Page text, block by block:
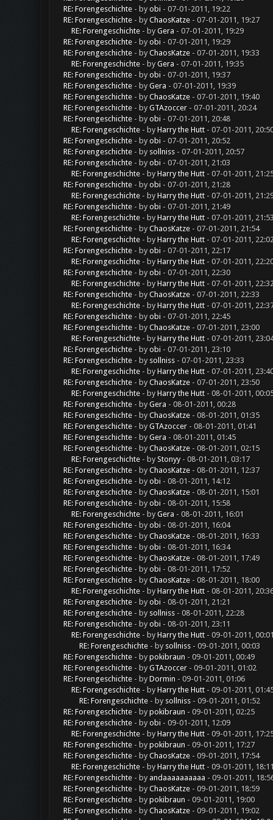
RE: Forengeschichte - byobi- 07-01-2011, 19:22
RE: Forengeschichte - byChaosKatze- 07-01-2011, 19:27
RE: Forengeschichte - byGera - 07-01-2011, 19:29
RE: Forengeschichte - byobi- 07-01-2011, 19:29
RE: Forengeschichte - byChaosKatze- 07-01-2011, 19:33
RE: Forengeschichte - byGera - 07-01-2011, 19:35
RE: Forengeschichte - byobi- 07-01-2011, 19:37
RE: Forengeschichte - byGera - 07-01-2011, 19:39
RE: Forengeschichte - byChaosKatze- 07-01-2011, 19:40
RE: Forengeschichte - byGTAzoccer- 07-01-2011, 20:24
RE: Forengeschichte - byobi- 07-01-2011, 20:48
RE: Forengeschichte - byHarry the Hutt- 07-01-2011,
RE: Forengeschichte - byobi- 07-01-2011, 20:52
RE: Forengeschichte - by sollniss- 07-01-2011, 20:57
RE: Forengeschichte - byobi- 07-01-2011, 21:03
RE: Forengeschichte - byHarry the Hutt- 07-01-2011,
RE: Forengeschichte - byobi- 07-01-2011, 21:28
RE: Forengeschichte - byHarry the Hutt- 07-01-2011,
RE: Forengeschichte - byobi- 07-01-2011, 21:49
RE: Forengeschichte - byHarry the Hutt- 07-01-2011, 21:53
RE: Forengeschichte - byChaosKatze- 07-01-2011, 21:54
RE: Forengeschichte - byHarry the Hutt- 07-01-2011,
RE: Forengeschichte - byobi- 07-01-2011, 22:17
RE: Forengeschichte - byHarry the Hutt- 07-01-2011,
RE: Forengeschichte - byobi- 07-01-2011, 22:30
RE: Forengeschichte - byHarry the Hutt- 07-01-2011,
RE: Forengeschichte - byChaosKatze- 07-01-2011, 22:33
RE: Forengeschichte - byHarry the Hutt- 07-01-2011,
RE: Forengeschichte - byobi- 07-01-2011, 22:45
RE: Forengeschichte - byChaosKatze- 07-01-2011, 23:00
RE: Forengeschichte - byHarry the Hutt- 07-01-2011,
RE: Forengeschichte - byobi- 07-01-2011, 23:10
RE: Forengeschichte - by sollniss- 07-01-2011, 23:33
RE: Forengeschichte - byHarry the Hutt- 07-01-2011,
RE: Forengeschichte - byChaosKatze- 07-01-2011, 23:50
RE: Forengeschichte - byHarry the Hutt- 08-01-2011,
RE: Forengeschichte - byGera - 08-01-2011, 00:28
RE: Forengeschichte - byChaosKatze- 08-01-2011, 01:35
RE: Forengeschichte - byGTAzoccer- 08-01-2011, 01:41
RE: Forengeschichte - byGera - 08-01-2011, 01:45
RE: Forengeschichte - byChaosKatze- 08-01-2011, 02:15
RE: Forengeschichte - byStonyy- 08-01-2011, 03:17
RE: Forengeschichte - byChaosKatze- 08-01-2011, 12:37
RE: Forengeschichte - byobi- 08-01-2011, 14:12
RE: Forengeschichte - byChaosKatze- 08-01-2011, 15:01
RE: Forengeschichte - byobi- 08-01-2011, 15:58
RE: Forengeschichte - byGera - 08-01-2011, 16:01
RE: Forengeschichte - byobi- 08-01-2011, 16:04
RE: Forengeschichte - byChaosKatze- 08-01-2011, 16:33
RE: Forengeschichte - byobi- 08-01-2011, 16:34
RE: Forengeschichte - byChaosKatze- 08-01-2011, 17:49
RE: Forengeschichte - byobi- 08-01-2011, 17:52
RE: Forengeschichte - byChaosKatze- 08-01-2011, 18:00
RE: Forengeschichte - byHarry the Hutt- 08-01-2011,
RE: Forengeschichte - byobi- 08-01-2011, 21:21
RE: Forengeschichte - by sollniss- 08-01-2011, 22:28
RE: Forengeschichte - byobi- 08-01-2011, 23:11
RE: Forengeschichte - byHarry the Hutt- 09-01-2011, 00:01
RE: Forengeschichte - by sollniss- 09-01-2011, 00:03
RE: Forengeschichte - bypokibraun - 09-01-2011, 00:49
RE: Forengeschichte - byGTAzoccer- 09-01-2011, 01:02
RE: Forengeschichte - byDormin - 09-01-2011, 01:06
RE: Forengeschichte - byHarry the Hutt- 09-01-2011,
RE: Forengeschichte - by sollniss- 09-01-2011, 01:52
RE: Forengeschichte - bypokibraun - 09-01-2011, 02:25
RE: Forengeschichte - byobi- 09-01-2011, 12:09
RE: Forengeschichte - byHarry the Hutt- 09-01-2011,
RE: Forengeschichte - bypokibraun - 09-01-2011, 17:27
RE: Forengeschichte - byChaosKatze- 09-01-2011, 17:54
RE: Forengeschichte - byHarry the Hutt- 09-01-2011, 18:11
RE: Forengeschichte - byandaaaaaaaaaa - 09-01-2011,
RE: Forengeschichte - byChaosKatze- 09-01-2011, 18:59
RE: Forengeschichte - bypokibraun - 09-01-2011, 19:00
RE: Forengeschichte - byChaosKatze- 09-01-2011, 19:02